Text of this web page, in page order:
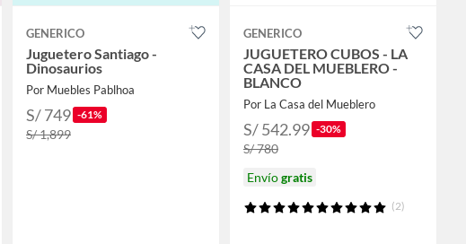
GENERICO
Juguetero Santiago -
Dinosaurios
Por Muebles Pablhoa
S/ 749 -61%
S/ 1,899
GENERICO
JUGUETERO CUBOS - LA
CASA DEL MUEBLERO -
BLANCO
Por La Casa del Mueblero
S/ 542.99 -30%
S/ 780
Envíogratis
(2)